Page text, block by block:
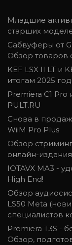
Младшие
старших
Сабвуферы от
Обзор товаров
KEF LSX II LT и
итогам 2025
Premiera C1
PULT.RU
Снова в
WiiM Pro Plus
Обзор
онлайн-издания
IOTAVX MA3 -
High End!
Обзор
LS50 Meta
специалистов
Premiera T3S -
Обзор,